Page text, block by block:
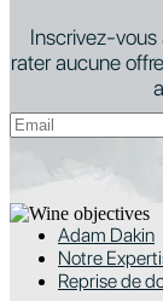
Inscrivez-vous
rater aucune
Adam Dakin
Notre
Reprise de